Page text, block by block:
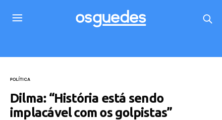
POLÍTICA
Dilma: “História está sendo
implacável com os golpistas”